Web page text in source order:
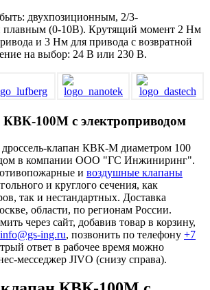
двухпозиционным, 2/3-
плавным (0-10В). Крутящий момент 2 Нм
и 3 Нм для привода с возвратной
на выбор: 24 В или 230 В.
100М с электроприводом
клапан КВК-М диаметром 100
в компании ООО "ГС Инжиниринг".
и воздушные клапаны
и круглого сечения, как
так и нестандартных. Доставка
области, по регионам России.
через сайт, добавив товар в корзину,
info@gs-ing.ru, позвонить по телефону +7
ответ в рабочее время можно
месседжер JIVO (снизу справа).